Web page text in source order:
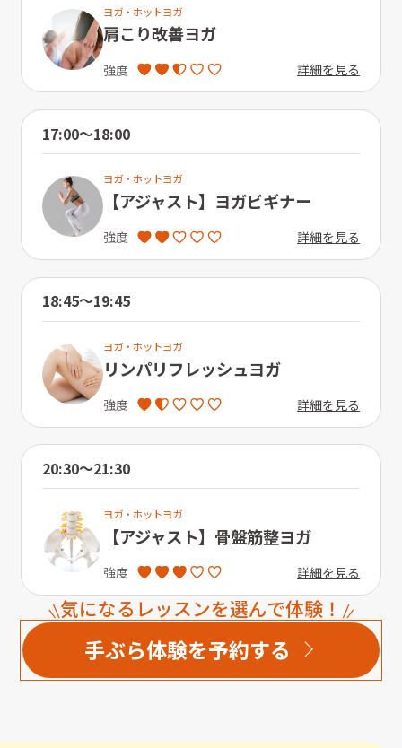
ヨガ・ホットヨガ
肩こり改善ヨガ
強度 詳細を見る
17:00〜18:00
ヨガ・ホットヨガ
【アジャスト】ヨガビギナー
強度 詳細を見る
18:45〜19:45
ヨガ・ホットヨガ
リンパリフレッシュヨガ
強度 詳細を見る
20:30〜21:30
ヨガ・ホットヨガ
【アジャスト】骨盤筋整ヨガ
強度 詳細を見る
気になるレッスンを選んで体験！
手ぶら体験を予約する